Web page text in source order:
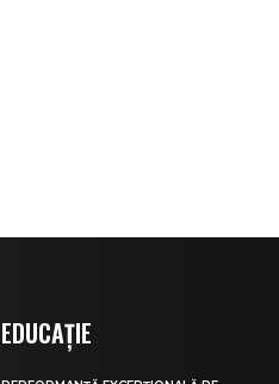
EDUCAȚIE